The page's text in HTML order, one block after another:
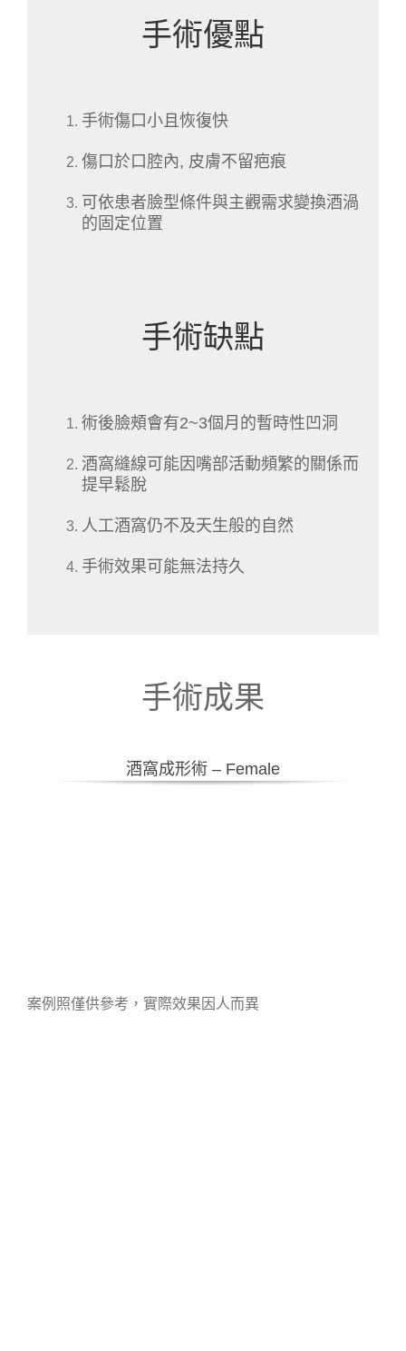
手術優點
手術傷口小且恢復快
傷口於口腔內, 皮膚不留疤痕
可依患者臉型條件與主觀需求變換酒渦
的固定位置
手術缺點
術後臉頰會有2~3個月的暫時性凹洞
酒窩縫線可能因嘴部活動頻繁的關係而
提早鬆脫
人工酒窩仍不及天生般的自然
手術效果可能無法持久
手術成果
酒窩成形術 – Female
案例照僅供參考，實際效果因人而異